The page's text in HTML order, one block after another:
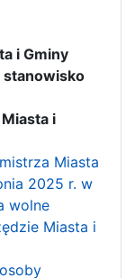
i Gminy
stanowisko
i
Miasta
2025 r. w
wolne
Miasta i